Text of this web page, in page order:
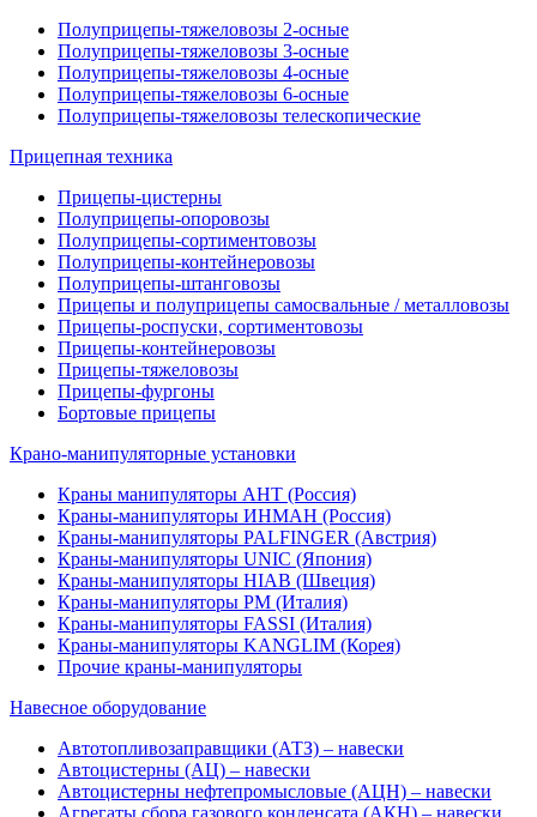
Полуприцепы-тяжеловозы 2-осные
Полуприцепы-тяжеловозы 3-осные
Полуприцепы-тяжеловозы 4-осные
Полуприцепы-тяжеловозы 6-осные
Полуприцепы-тяжеловозы телескопические
Прицепная техника
Прицепы-цистерны
Полуприцепы-опоровозы
Полуприцепы-сортиментовозы
Полуприцепы-контейнеровозы
Полуприцепы-штанговозы
Прицепы и полуприцепы самосвальные / металловозы
Прицепы-роспуски, сортиментовозы
Прицепы-контейнеровозы
Прицепы-тяжеловозы
Прицепы-фургоны
Бортовые прицепы
Крано-манипуляторные установки
Краны манипуляторы АНТ (Россия)
Краны-манипуляторы ИНМАН (Россия)
Краны-манипуляторы PALFINGER (Австрия)
Краны-манипуляторы UNIC (Япония)
Краны-манипуляторы HIAB (Швеция)
Краны-манипуляторы PM (Италия)
Краны-манипуляторы FASSI (Италия)
Краны-манипуляторы KANGLIM (Корея)
Прочие краны-манипуляторы
Навесное оборудование
Автотопливозаправщики (АТЗ) – навески
Автоцистерны (АЦ) – навески
Автоцистерны нефтепромысловые (АЦН) – навески
Агрегаты сбора газового конденсата (АКН) – навески